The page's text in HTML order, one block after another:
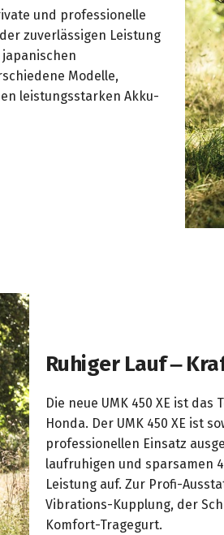
und professionelle
zuverlässigen Leistung
Modelle,
leistungsstarken Akku-
Ruhiger Lauf –
Die neue UMK 450 XE ist
Honda. Der UMK 450 XE ist
professionellen Einsatz
laufruhigen und sparsamen
Leistung auf. Zur Profi-
Vibrations-Kupplung, der
Komfort-Tragegurt.